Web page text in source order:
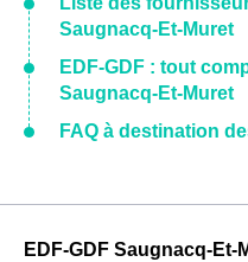
Saugnacq-Et-Muret
EDF-GDF : tout
Saugnacq-Et-Muret
FAQ à destination
EDF-GDF Saugnacq-Et-